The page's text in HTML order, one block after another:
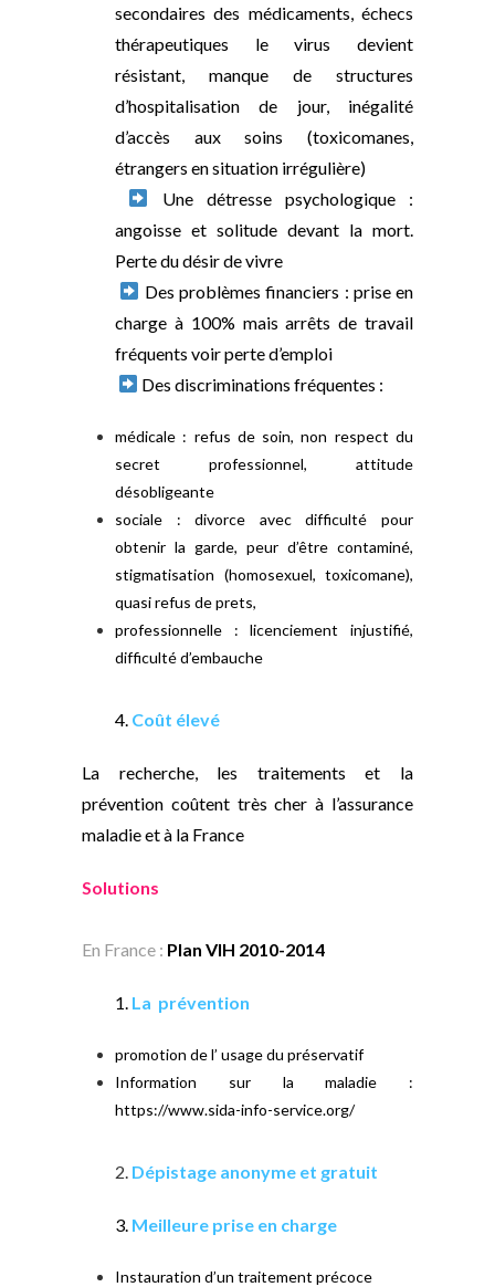
secondaires des médicaments, échecs
thérapeutiques le virus devient
résistant, manque de structures
d’hospitalisation de jour, inégalité
d’accès aux soins (toxicomanes,
étrangers en situation irrégulière)
Une détresse psychologique :
angoisse et solitude devant la mort.
Perte du désir de vivre
Des problèmes financiers : prise en
charge à 100% mais arrêts de travail
fréquents voir perte d’emploi
Des discriminations fréquentes :
médicale : refus de soin, non respect du
secret professionnel, attitude
désobligeante
sociale : divorce avec difficulté pour
obtenir la garde, peur d’être contaminé,
stigmatisation (homosexuel, toxicomane),
quasi refus de prets,
professionnelle : licenciement injustifié,
difficulté d’embauche
4. Coût élevé
La recherche, les traitements et la
prévention coûtent très cher à l’assurance
maladie et à la France
Solutions
En France : Plan VIH 2010-2014
1. La prévention
promotion de l’ usage du préservatif
Information sur la maladie :
https://www.sida-info-service.org/
2. Dépistage anonyme et gratuit
3. Meilleure prise en charge
Instauration d’un traitement précoce